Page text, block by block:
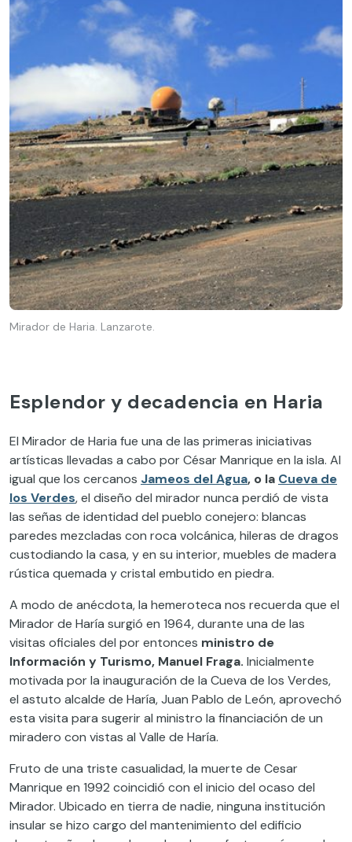
Mirador de Haria. Lanzarote.
Esplendor y decadencia en Haria
El Mirador de Haria fue una de las primeras iniciativas
artísticas llevadas a cabo por César Manrique en la isla. Al
igual que los cercanos Jameos del Agua, o la Cueva de
los Verdes, el diseño del mirador nunca perdió de vista
las señas de identidad del pueblo conejero: blancas
paredes mezcladas con roca volcánica, hileras de dragos
custodiando la casa, y en su interior, muebles de madera
rústica quemada y cristal embutido en piedra.
A modo de anécdota, la hemeroteca nos recuerda que el
Mirador de Haría surgió en 1964, durante una de las
visitas oficiales del por entonces ministro de
Información y Turismo, Manuel Fraga. Inicialmente
motivada por la inauguración de la Cueva de los Verdes,
el astuto alcalde de Haría, Juan Pablo de León, aprovechó
esta visita para sugerir al ministro la financiación de un
miradero con vistas al Valle de Haría.
Fruto de una triste casualidad, la muerte de Cesar
Manrique en 1992 coincidió con el inicio del ocaso del
Mirador. Ubicado en tierra de nadie, ninguna institución
insular se hizo cargo del mantenimiento del edificio